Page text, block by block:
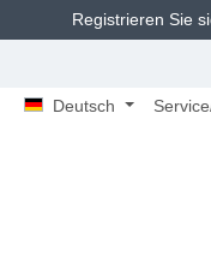
Zur
Registrieren Sie
Deutsch